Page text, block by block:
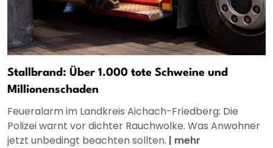
Stallbrand: Über 1.000 tote Schweine und
Millionenschaden
Feueralarm im Landkreis Aichach-Friedberg: Die
Polizei warnt vor dichter Rauchwolke. Was Anwohner
jetzt unbedingt beachten sollten. | mehr